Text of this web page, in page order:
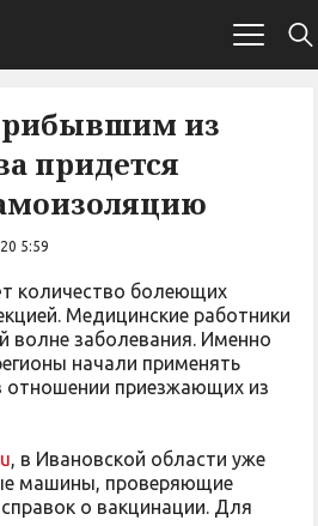
из
придется
5:59
количество болеющих
Медицинские работники
волне заболевания. Именно
начали применять
отношении приезжающих из
, в Ивановской области уже
машины, проверяющие
о вакцинации. Для